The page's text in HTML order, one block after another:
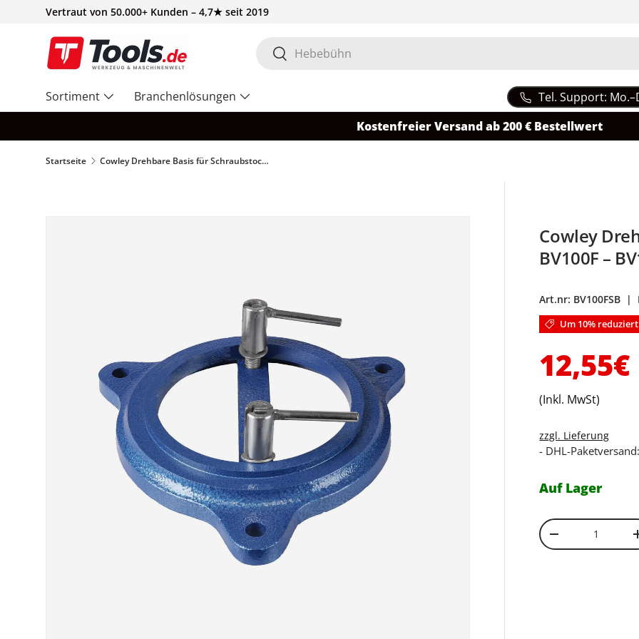
Vertraut von 50.000+ Kunden – 4,7★ seit 2019
Suchen
Suchen
Sortiment Branchenlösungen Tel. Support:
Kostenfreier Versand ab 200 € Bestellwert
Startseite Cowley Drehbare Basis für Schraubstock BV100F – BV100FSB
Cowley
BV100F –
Art.nr: BV100FSB |
Um 10% reduziert
12,55€
(Inkl. MwSt)
zzgl. Lieferung
- DHL-
Auf Lager
Anzahl
Menge